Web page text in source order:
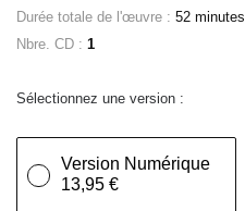
Durée totale de l'œuvre : 52 minutes
Nbre. CD : 1
Sélectionnez une version :
Version Numérique
13,95 €